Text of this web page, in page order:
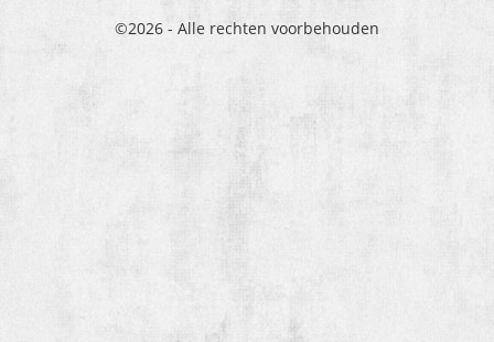
©2026 - Alle rechten voorbehouden